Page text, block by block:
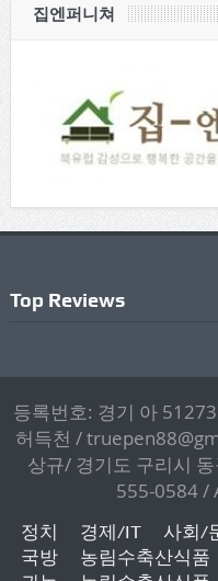
집엔퍼니쳐
Top Reviews
등록번호: 경기 아
허득천 /
상규/ 경기도 구리시
555-0584 /
정치 경제/IT 사회/
국방
농림수축산식품